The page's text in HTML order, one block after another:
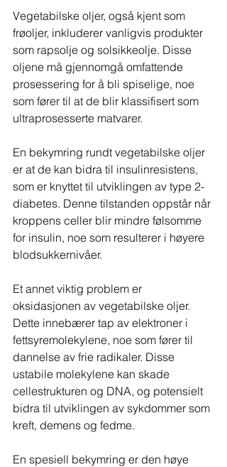
Vegetabilske oljer, også kjent som
frøoljer, inkluderer vanligvis produkter
som rapsolje og solsikkeolje. Disse
oljene må gjennomgå omfattende
prosessering for å bli spiselige, noe
som fører til at de blir klassifisert som
ultraprosesserte matvarer.
En bekymring rundt vegetabilske oljer
er at de kan bidra til insulinresistens,
som er knyttet til utviklingen av type 2-
diabetes. Denne tilstanden oppstår når
kroppens celler blir mindre følsomme
for insulin, noe som resulterer i høyere
blodsukkernivåer.
Et annet viktig problem er
oksidasjonen av vegetabilske oljer.
Dette innebærer tap av elektroner i
fettsyremolekylene, noe som fører til
dannelse av frie radikaler. Disse
ustabile molekylene kan skade
cellestrukturen og DNA, og potensielt
bidra til utviklingen av sykdommer som
kreft, demens og fedme.
En spesiell bekymring er den høye